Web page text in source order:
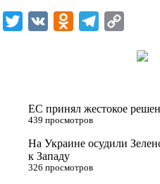
l
a
a
n
ЕС принял жестокое
439 просмотров
На Украине осудили
к Западу
326 просмотров